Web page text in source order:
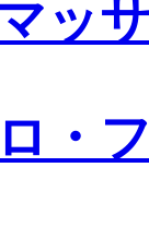
ッ
・